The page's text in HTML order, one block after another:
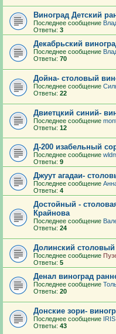
Виноград Детский
Последнее сообщение
Ответы: 3
Декабрьский
Последнее сообщение
Ответы: 70
Дойна- столовый
Последнее сообщение
Ответы: 22
Двиетцкий синий-
Последнее сообщение
Ответы: 12
Д-200 изабельный
Последнее сообщение
Ответы: 9
Джуут агадаи-
Последнее сообщение
Ответы: 4
Достойный -
Крайнова
Последнее сообщение
Ответы: 24
Долинский
Последнее сообщение
Ответы: 5
Денал виноград
Последнее сообщение
Ответы: 20
Донские зори-
Последнее сообщение IRIS
Ответы: 43